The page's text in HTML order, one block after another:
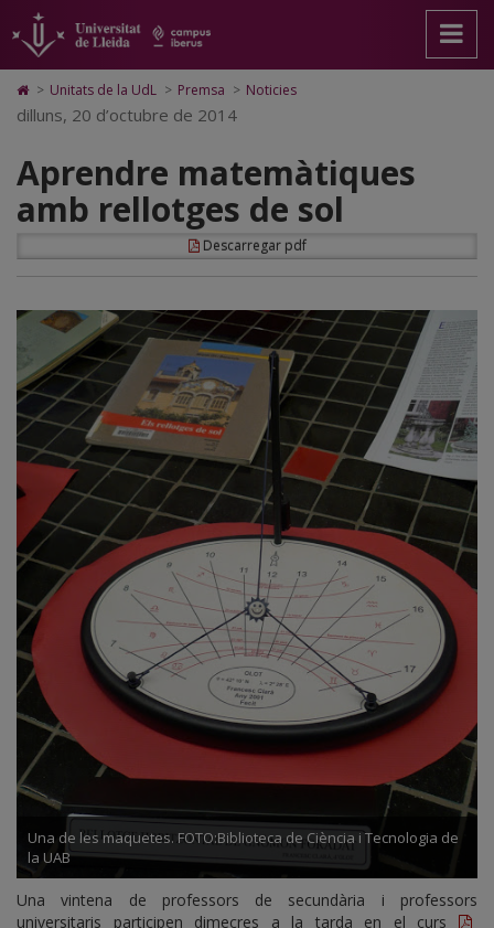
Aprendre
matemàtiques
amb
rellotges
de
sol
pàgina
principal.
Universitat
Lleida
contingut
principal
Mapa
Web.
Universitat
Cerca
Accessibilitat.
Universitat
Lleida
Icono
de
Home
ir
a
la
página
inicio
> Unitats de la UdL > Premsa > Noticies
dilluns, 20 d’octubre de 2014
Aprendre matemàtiques
amb rellotges de sol
Descarregar pdf
Una de les maquetes. FOTO:Biblioteca de Ciència i Tecnologia de
la UAB
Una vintena de professors de secundària i professors
universitaris participen dimecres a la tarda en el curs